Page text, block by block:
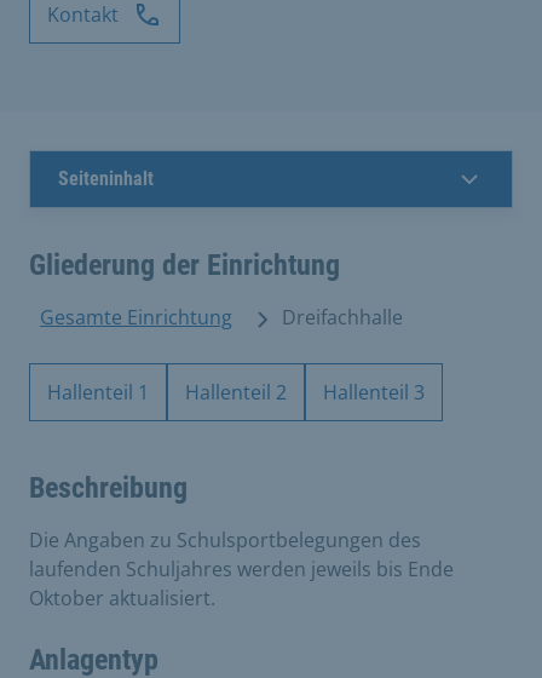
Kontakt
Seiteninhalt
Gliederung der Einrichtung
Gesamte Einrichtung Dreifachhalle
Hallenteil 1 Hallenteil 2 Hallenteil 3
Beschreibung
Die Angaben zu Schulsportbelegungen des
laufenden Schuljahres werden jeweils bis Ende
Oktober aktualisiert.
Anlagentyp